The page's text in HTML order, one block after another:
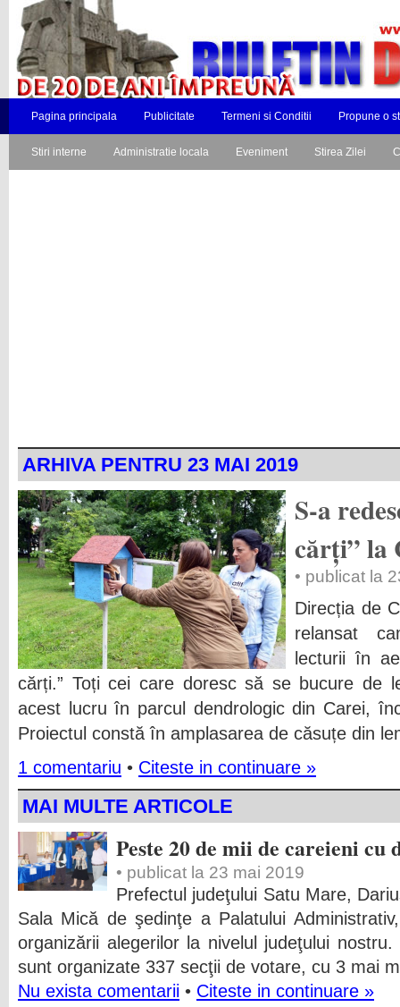
Pagina principala Publicitate Termeni si Conditii Propune o
Stiri interne Administratie locala Eveniment Stirea Zilei
ARHIVA PENTRU 23 MAI 2019
S-a
cărți” la
• publicat la
Direcția de
relansat
lecturii în
cărți.” Toți cei care doresc să se bucure de
acest lucru în parcul dendrologic din Carei,
Proiectul constă în amplasarea de căsuțe din
1 comentariu • Citeste in continuare »
MAI MULTE ARTICOLE
Peste 20 de mii de careieni cu
• publicat la 23 mai 2019
Prefectul judeţului Satu Mare,
Sala Mică de şedinţe a Palatului
organizării alegerilor la nivelul judeţului
sunt organizate 337 secţii de votare, cu 3 mai
Nu exista comentarii • Citeste in continuare »